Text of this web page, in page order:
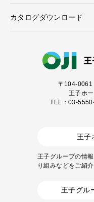
〒104-
王子ホ
TEL：03-
王子
王子グループの情
り組みなどをご紹介
王子グル
カタログダウンロード